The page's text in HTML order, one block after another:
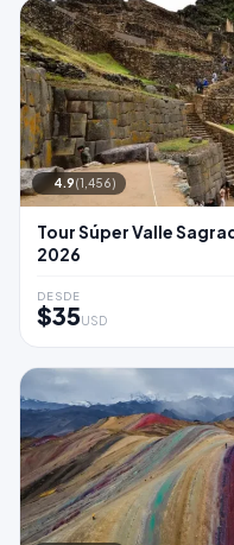
4.9(1,456)
Tour Súper Valle
2026
DESDE
$35USD